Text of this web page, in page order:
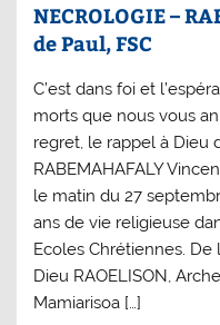
NECROLOGIE –
de Paul, FSC
C’est dans foi et
morts que nous vous
regret, le rappel à Dieu
RABEMAHAFALY
le matin du 27
ans de vie religieuse
Ecoles Chrétiennes. De
Dieu RAOELISON,
Mamiarisoa […]